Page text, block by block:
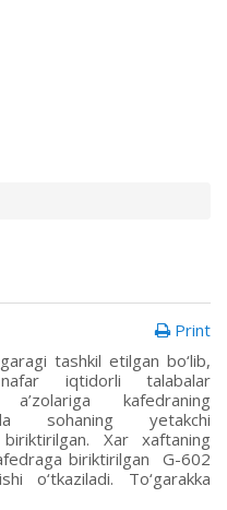
Print
tashkil etilgan bo‘lib,
iqtidorli talabalar
a’zolariga kafedraning
sohaning yetakchi
Xar xaftaning
biriktirilgan G-602
o‘tkaziladi. To‘garakka